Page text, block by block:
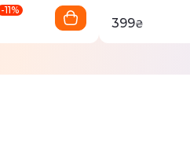
-11%
399₴